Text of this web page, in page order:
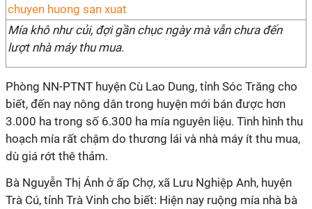
Mía khô như củi, đợi gần chục ngày mà vẫn chưa đến
lượt nhà máy thu mua.
Phòng NN-PTNT huyện Cù Lao Dung, tỉnh Sóc Trăng cho
biết, đến nay nông dân trong huyện mới bán được hơn
3.000 ha trong số 6.300 ha mía nguyên liệu. Tình hình thu
hoạch mía rất chậm do thương lái và nhà máy ít thu mua,
dù giá rớt thê thảm.
Bà Nguyễn Thị Ánh ở ấp Chợ, xã Lưu Nghiệp Anh, huyện
Trà Cú, tỉnh Trà Vinh cho biết: Hiện nay ruộng mía nhà bà